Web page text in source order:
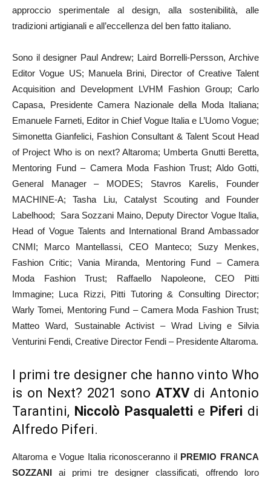
approccio sperimentale al design, alla sostenibilità, alle
tradizioni artigianali e all’eccellenza del ben fatto italiano.
Sono il designer Paul Andrew; Laird Borrelli-Persson, Archive
Editor Vogue US; Manuela Brini, Director of Creative Talent
Acquisition and Development LVHM Fashion Group; Carlo
Capasa, Presidente Camera Nazionale della Moda Italiana;
Emanuele Farneti, Editor in Chief Vogue Italia e L’Uomo Vogue;
Simonetta Gianfelici, Fashion Consultant & Talent Scout Head
of Project Who is on next? Altaroma; Umberta Gnutti Beretta,
Mentoring Fund – Camera Moda Fashion Trust; Aldo Gotti,
General Manager – MODES; Stavros Karelis, Founder
MACHINE-A; Tasha Liu, Catalyst Scouting and Founder
Labelhood; Sara Sozzani Maino, Deputy Director Vogue Italia,
Head of Vogue Talents and International Brand Ambassador
CNMI; Marco Mantellassi, CEO Manteco; Suzy Menkes,
Fashion Critic; Vania Miranda, Mentoring Fund – Camera
Moda Fashion Trust; Raffaello Napoleone, CEO Pitti
Immagine; Luca Rizzi, Pitti Tutoring & Consulting Director;
Warly Tomei, Mentoring Fund – Camera Moda Fashion Trust;
Matteo Ward, Sustainable Activist – Wrad Living e Silvia
Venturini Fendi, Creative Director Fendi – Presidente Altaroma.
I primi tre designer che hanno vinto Who
is on Next? 2021 sono ATXVdi Antonio
Tarantini, Niccolò Pasqualetti e Piferi di
Alfredo Piferi.
Altaroma e Vogue Italia riconosceranno il PREMIO FRANCA
SOZZANI ai primi tre designer classificati, offrendo loro